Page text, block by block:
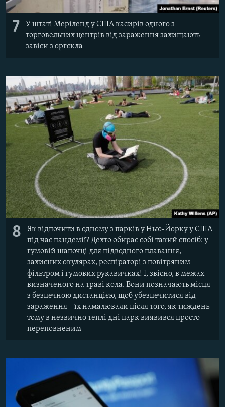
7
У штаті Меріленд у США касирів одного з
торговельних центрів від зараження захищають
завіси з оргскла
8
Як відпочити в одному з парків у Нью-Йорку у США
під час пандемії? Дехто обирає собі такий спосіб: у
гумовій шапочці для підводного плавання,
захисних окулярах, респіраторі з повітряним
фільтром і гумових рукавичках! І, звісно, в межах
визначеного на траві кола. Вони позначають місця
з безпечною дистанцією, щоб убезпечитися від
зараження – їх намалювали після того, як тиждень
тому в незвично теплі дні парк виявився просто
переповненим